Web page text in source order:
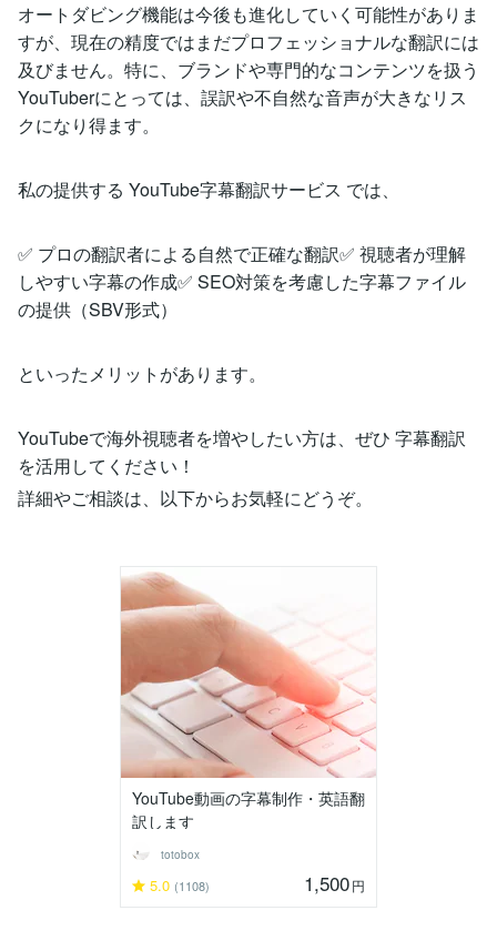
オートダビング機能は今後も進化していく可能性がありま
すが、現在の精度ではまだプロフェッショナルな翻訳には
及びません。特に、ブランドや専門的なコンテンツを扱う
YouTuberにとっては、誤訳や不自然な音声が大きなリス
クになり得ます。
私の提供する YouTube字幕翻訳サービス では、
✅ プロの翻訳者による自然で正確な翻訳✅ 視聴者が理解
しやすい字幕の作成✅ SEO対策を考慮した字幕ファイル
の提供（SBV形式）
といったメリットがあります。
YouTubeで海外視聴者を増やしたい方は、ぜひ 字幕翻訳
を活用してください！
詳細やご相談は、以下からお気軽にどうぞ。
YouTube動画の字幕制作・英語翻
訳します
totobox
5.0 (1108) 1,500円